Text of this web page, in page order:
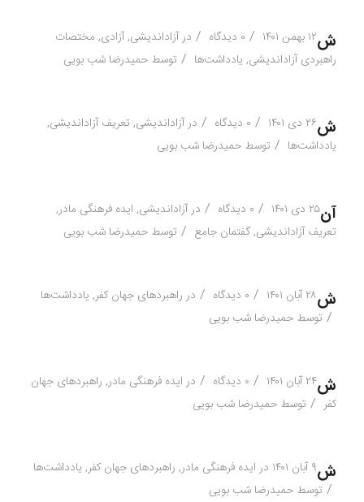
ش۱۲ بهمن ۱۴۰۱ / ۰ دیدگاه / در آزاداندیشی,آزادی, مختصات
راهبردی آزاداندیشی, یادداشت‌ها / توسط حمیدرضا شب بویی
ش۲۶ دی ۱۴۰۱ / ۰ دیدگاه / در آزاداندیشی, تعریف آزاداندیشی,
یادداشت‌ها / توسط حمیدرضا شب بویی
آن۲۵ دی ۱۴۰۱ / ۰ دیدگاه / در آزاداندیشی, ایده فرهنگی مادر,
تعریف آزاداندیشی,گفتمان جامع / توسط حمیدرضا شب بویی
ش۲۸ آبان ۱۴۰۱ / ۰ دیدگاه / در راهبردهای جهان کفر, یادداشت‌ها
/ توسط حمیدرضا شب بویی
ش۲۴ آبان ۱۴۰۱ / ۰ دیدگاه / در ایده فرهنگی مادر, راهبردهای جهان
کفر / توسط حمیدرضا شب بویی
ش۹ آبان ۱۴۰۱ در ایده فرهنگی مادر, راهبردهای جهان کفر, یادداشت‌ها
/ توسط حمیدرضا شب بویی